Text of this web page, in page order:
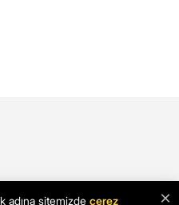
×
adına sitemizde çerez